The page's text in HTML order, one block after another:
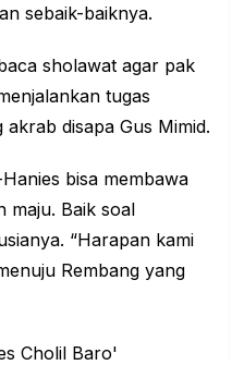
sebaik-baiknya.
sholawat agar pak
tugas
disapa Gus Mimid.
bisa membawa
maju. Baik soal
“Harapan kami
Rembang yang
Cholil Baro'